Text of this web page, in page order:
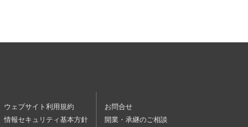
特殊知能暴力集団、その他反社会的勢力（以
ウェブサイト利用規約
情報セキュリティ基本方針
お問合せ
開業・承継のご相談